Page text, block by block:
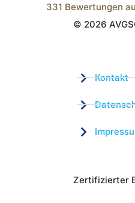
331 Bewertungen
© 2026
Kontakt
Zertifizierter